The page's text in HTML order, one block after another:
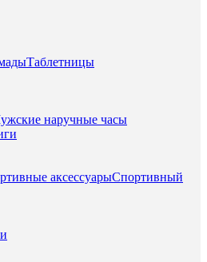
Таблетницы
наручные часы
аксессуарыСпортивный